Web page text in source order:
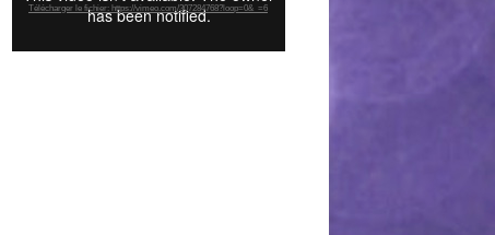
Télécharger le fichier: https://vimeo.com/307284768?loop=0&_=6